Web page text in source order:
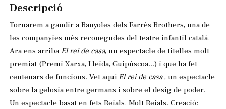
Descripció
Tornarem a gaudir a Banyoles dels Farrés Brothers, una de
les companyies més reconegudes del teatre infantil català.
Ara ens arriba El rei de casa, un espectacle de titelles molt
premiat (Premi Xarxa, Lleida, Guipúscoa...) i que ha fet
centenars de funcions. Vet aquí El rei de casa, un espectacle
sobre la gelosia entre germans i sobre el desig de poder.
Un espectacle basat en fets Reials. Molt Reials. Creació: